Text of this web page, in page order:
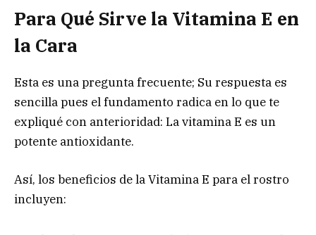
Para Qué Sirve la Vitamina E en
la Cara
Esta es una pregunta frecuente; Su respuesta es
sencilla pues el fundamento radica en lo que te
expliqué con anterioridad: La vitamina E es un
potente antioxidante.
Así, los beneficios de la Vitamina E para el rostro
incluyen: